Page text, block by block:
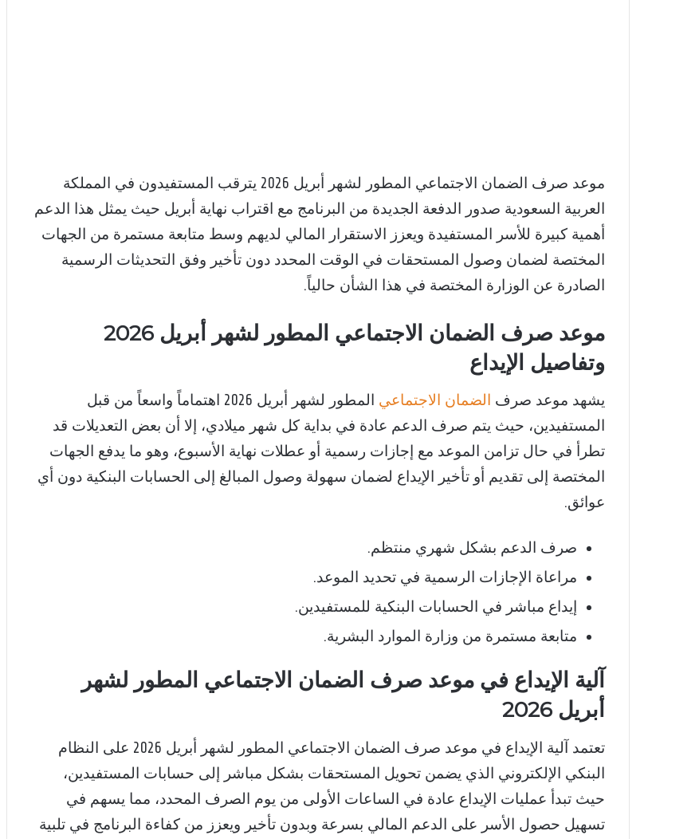
موعد صرف الضمان الاجتماعي المطور لشهر أبريل 2026 يترقب المستفيدون في المملكة
العربية السعودية صدور الدفعة الجديدة من البرنامج مع اقتراب نهاية أبريل حيث يمثل هذا الدعم
أهمية كبيرة للأسر المستفيدة ويعزز الاستقرار المالي لديهم وسط متابعة مستمرة من الجهات
المختصة لضمان وصول المستحقات في الوقت المحدد دون تأخير وفق التحديثات الرسمية
الصادرة عن الوزارة المختصة في هذا الشأن حالياً.
موعد صرف الضمان الاجتماعي المطور لشهر أبريل 2026
وتفاصيل الإيداع
يشهد موعد صرف الضمان الاجتماعي
المطور لشهر أبريل 2026 اهتماماً واسعاً من قبل
المستفيدين، حيث يتم صرف الدعم عادة في بداية كل شهر ميلادي، إلا أن بعض التعديلات قد
تطرأ في حال تزامن الموعد مع إجازات رسمية أو عطلات نهاية الأسبوع، وهو ما يدفع الجهات
المختصة إلى تقديم أو تأخير الإيداع لضمان سهولة وصول المبالغ إلى الحسابات البنكية دون أي
عوائق.
صرف الدعم بشكل شهري منتظم.
مراعاة الإجازات الرسمية في تحديد الموعد.
إيداع مباشر في الحسابات البنكية للمستفيدين.
متابعة مستمرة من وزارة الموارد البشرية.
آلية الإيداع في موعد صرف الضمان الاجتماعي المطور لشهر
أبريل 2026
تعتمد آلية الإيداع في موعد صرف الضمان الاجتماعي المطور لشهر أبريل 2026 على النظام
البنكي الإلكتروني الذي يضمن تحويل المستحقات بشكل مباشر إلى حسابات المستفيدين،
حيث تبدأ عمليات الإيداع عادة في الساعات الأولى من يوم الصرف المحدد، مما يسهم في
تسهيل حصول الأسر على الدعم المالي بسرعة وبدون تأخير ويعزز من كفاءة البرنامج في تلبية